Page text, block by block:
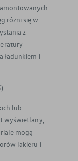
różni się w
z
ładunkiem i
lub
wyświetlany,
mogą
lakieru i